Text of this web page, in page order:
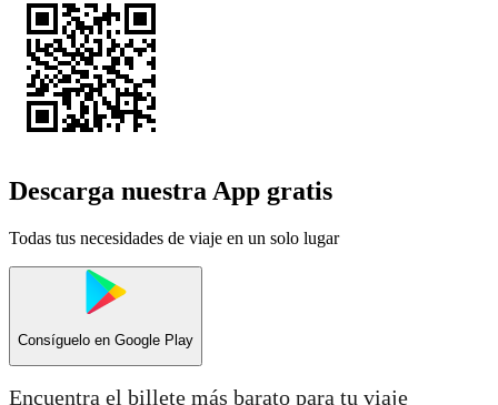
Descarga nuestra App gratis
Todas tus necesidades de viaje en un solo lugar
Consíguelo en Google Play
Encuentra el billete más barato para tu viaje